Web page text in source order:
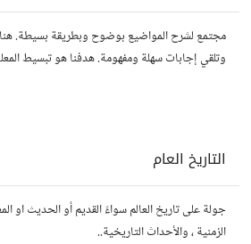
مجتمع لشرح المواضيع بوضوح وبطريقة بسيطة.
وتلقي إجابات سهلة ومفهومة. هدفنا هو تبسيط
التاريخ العام
جولة على تاريخ العالم سواءً القديم أو الحديث او
الزمنية ، والأحداث التاريخية..